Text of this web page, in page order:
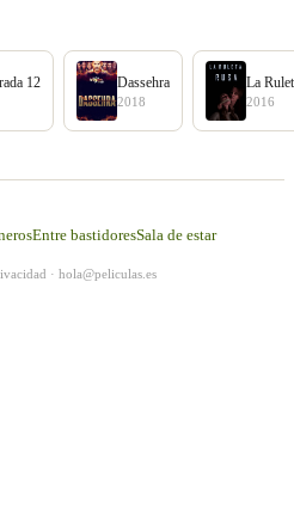
12 Dassehra
2018
La
2016
Entre bastidoresSala de estar
· hola@peliculas.es